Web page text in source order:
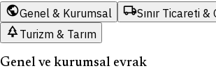
publicGenel & Kurumsal local_shippingSınır Ticareti
parkTurizm & Tarım
Genel ve kurumsal evrak